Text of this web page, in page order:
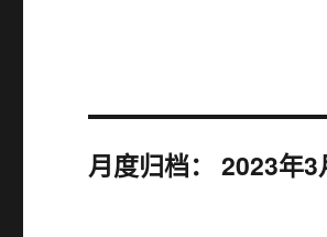
月度归档：2023年3